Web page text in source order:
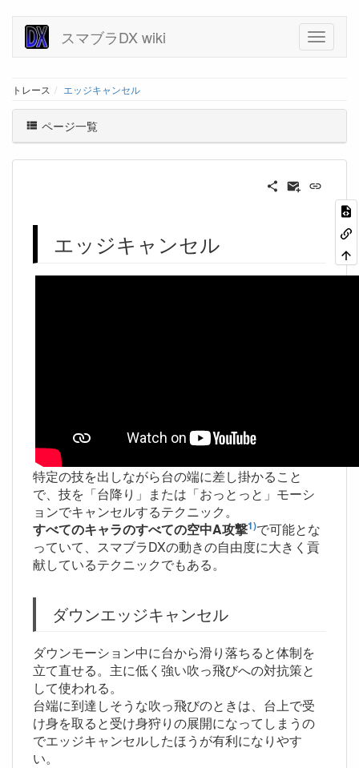
スマブラDX wiki
トレース エッジキャンセル
ページ一覧
エッジキャンセル
特定の技を出しながら台の端に差し掛かること
で、技を「台降り」または「おっとっと」モーシ
ョンでキャンセルするテクニック。
すべてのキャラのすべての空中A攻撃1)で可能とな
っていて、スマブラDXの動きの自由度に大きく貢
献しているテクニックでもある。
ダウンエッジキャンセル
ダウンモーション中に台から滑り落ちると体制を
立て直せる。主に低く強い吹っ飛びへの対抗策と
して使われる。
台端に到達しそうな吹っ飛びのときは、台上で受
け身を取ると受け身狩りの展開になってしまうの
でエッジキャンセルしたほうが有利になりやす
い。